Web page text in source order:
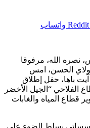
واتساب
نصره الله، مرفوقا
الحسن، امس
اشتوكة آيت باها، حفل إطلاق
الفلاحي “الجيل الأخضر
قطاع المياه والغابات
يسلط الضوء على